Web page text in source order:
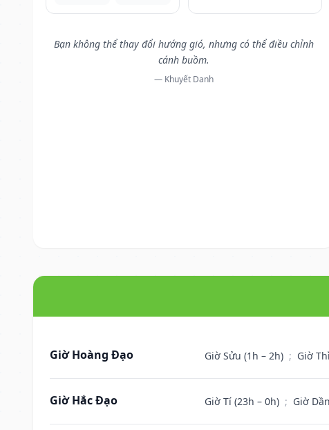
Bạn không thể thay đổi hướng gió, nhưng có thể điều chỉnh
cánh buồm.
— Khuyết Danh
Giờ Hoàng Đạo Giờ Sửu (1h – 2h) ; Giờ
Giờ Hắc Đạo Giờ Tí (23h – 0h) ; Giờ